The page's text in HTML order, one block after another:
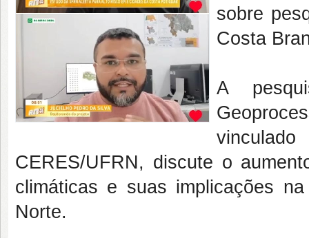
sobre
Costa
A
CERES/UFRN, discute o
climáticas e suas implicações
Norte.